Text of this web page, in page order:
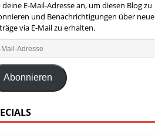
deine E-Mail-Adresse an, um diesen Blog zu
und Benachrichtigungen über neue
via E-Mail zu erhalten.
Abonnieren